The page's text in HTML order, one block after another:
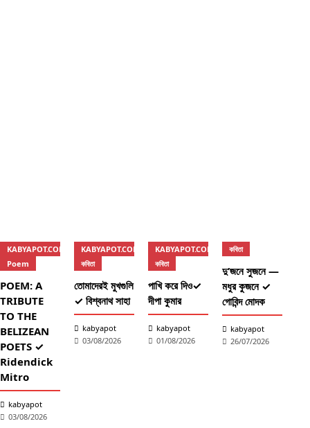
KABYAPOT.COM
Poem
POEM: A
TRIBUTE
TO THE
BELIZEAN
POETS ✓
Ridendick
Mitro
kabyapot
03/08/2026
KABYAPOT.COM
কবিতা
তোমাদেরই মুখগুলি
✓ বিশ্বনাথ সাহা
kabyapot
03/08/2026
KABYAPOT.COM
কবিতা
পাখি করে দিও✓
দীপা কুমার
kabyapot
01/08/2026
কবিতা
দু’জনে সুজনে —
মধুর কুজনে ✓
গোবিন্দ মোদক
kabyapot
26/07/2026